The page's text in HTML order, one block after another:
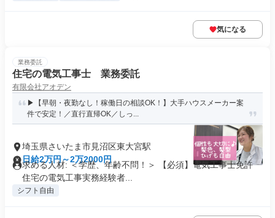
気になる
業務委託
住宅の電気工事士 業務委託
有限会社アオデン
▶【早朝・夜勤なし！稼働日の相談OK！】大手ハウスメーカー案
件で安定！／直行直帰OK／しっ...
埼玉県さいたま市見沼区東大宮駅
日給2万円～2万2000円
求める人材: ＜学歴、年齢不問！＞ 【必須】電気工事士免許
住宅の電気工事実務経験者...
シフト自由